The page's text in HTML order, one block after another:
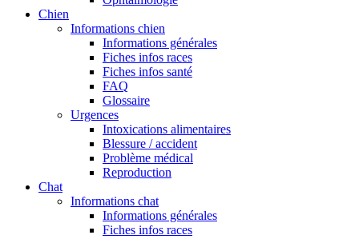
Chien
Informations chien
Informations générales
Fiches infos races
Fiches infos santé
FAQ
Glossaire
Urgences
Intoxications alimentaires
Blessure / accident
Problème médical
Reproduction
Chat
Informations chat
Informations générales
Fiches infos races